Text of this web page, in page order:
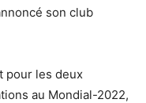
son club
pour les deux
au Mondial-2022,